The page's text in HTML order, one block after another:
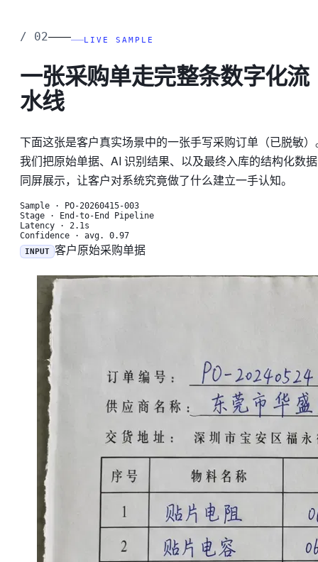
/ 02—— LIVE SAMPLE
一张采购单走完整条数字化流
水线
下面这张是客户真实场景中的一张手写采购订单（已脱敏）
我们把原始单据、AI 识别结果、以及最终入库的结构化数据
同屏展示，让客户对系统究竟做了什么建立一手认知。
Sample ·
PO-20260415-003
Stage ·
End-to-End Pipeline
Latency · 2.1s
Confidence · avg. 0.97
INPUT 客户原始采购单据